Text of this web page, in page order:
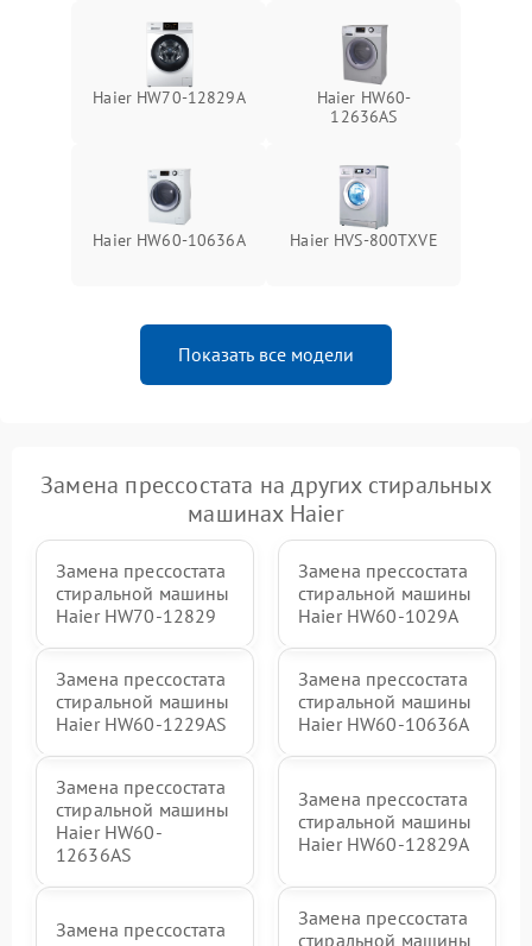
Haier HW70-12829A
Haier HW60-
12636AS
Haier HW60-10636A Haier HVS-800TXVE
Показать все модели
Замена прессостата на других стиральных
машинах Haier
Замена прессостата
стиральной машины
Haier HW70-12829
Замена прессостата
стиральной машины
Haier HW60-1029A
Замена прессостата
стиральной машины
Haier HW60-1229AS
Замена прессостата
стиральной машины
Haier HW60-10636A
Замена прессостата
стиральной машины
Haier HW60-
12636AS
Замена прессостата
стиральной машины
Haier HW60-12829A
Замена прессостата
Замена прессостата
стиральной машины